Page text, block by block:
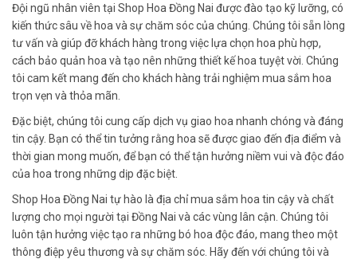
Đội ngũ nhân viên tại Shop Hoa Đồng Nai được đào tạo kỹ lưỡng, có
kiến thức sâu về hoa và sự chăm sóc của chúng. Chúng tôi sẵn lòng
tư vấn và giúp đỡ khách hàng trong việc lựa chọn hoa phù hợp,
cách bảo quản hoa và tạo nên những thiết kế hoa tuyệt vời. Chúng
tôi cam kết mang đến cho khách hàng trải nghiệm mua sắm hoa
trọn vẹn và thỏa mãn.
Đặc biệt, chúng tôi cung cấp dịch vụ giao hoa nhanh chóng và đáng
tin cậy. Bạn có thể tin tưởng rằng hoa sẽ được giao đến địa điểm và
thời gian mong muốn, để bạn có thể tận hưởng niềm vui và độc đáo
của hoa trong những dịp đặc biệt.
Shop Hoa Đồng Nai tự hào là địa chỉ mua sắm hoa tin cậy và chất
lượng cho mọi người tại Đồng Nai và các vùng lân cận. Chúng tôi
luôn tận hưởng việc tạo ra những bó hoa độc đáo, mang theo một
thông điệp yêu thương và sự chăm sóc. Hãy đến với chúng tôi và